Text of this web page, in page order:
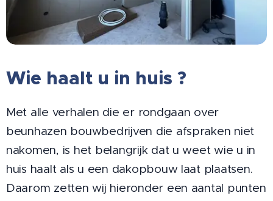
Wie haalt u in huis ?
Met alle verhalen die er rondgaan over
beunhazen bouwbedrijven die afspraken niet
nakomen, is het belangrijk dat u weet wie u in
huis haalt als u een dakopbouw laat plaatsen.
Daarom zetten wij hieronder een aantal punten